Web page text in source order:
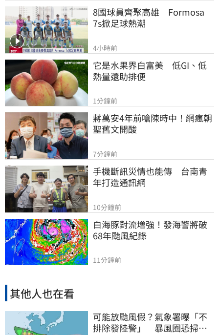
8國球員齊聚高雄　Formosa
7s掀足球熱潮
4小時前
它是水果界白富美　低GI、低
熱量還助排便
1分鐘前
蔣萬安4年前嗆陳時中！網瘋朝
聖舊文開酸
7分鐘前
手機斷訊災情也能傳　台南青
年打造通訊網
10分鐘前
白海豚對流增強！發海警將破
68年颱風紀錄
11分鐘前
其他人也在看
可能放颱風假？氣象署曝「不
排除發陸警」 暴風圈恐掃過2